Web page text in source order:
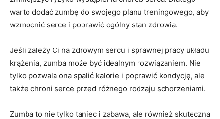
warto dodać zumbę do swojego planu treningowego, aby
wzmocnić serce i poprawić ogólny stan zdrowia.
Jeśli zależy Ci na zdrowym sercu i sprawnej pracy układu
krążenia, zumba może być idealnym rozwiązaniem. Nie
tylko pozwala ona spalić kalorie i poprawić kondycję, ale
także chroni serce przed różnego rodzaju schorzeniami.
Zumba to nie tylko taniec i zabawa, ale również skuteczna